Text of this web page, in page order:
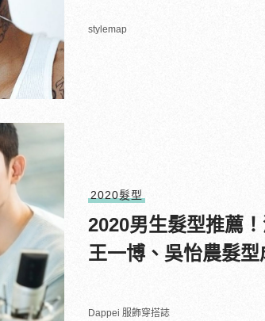
stylemap
2020髮型
2020男生髮型推薦
王一博、吳怡農髮型
Dappei 服飾穿搭誌